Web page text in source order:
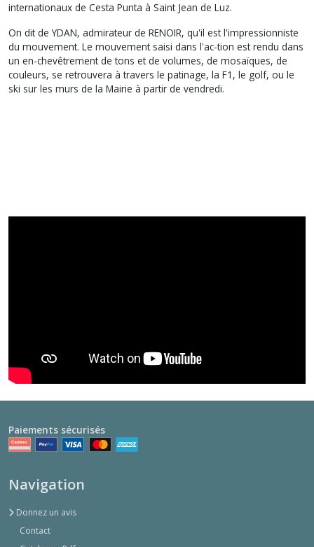
internationaux de Cesta Punta à Saint Jean de Luz.
On dit de YDAN, admirateur de RENOIR, qu'il est l'impressionniste
du mouvement. Le mouvement saisi dans l'ac-tion est rendu dans
un en-chevêtrement de tons et de volumes, de mosaïques, de
couleurs, se retrouvera à travers le patinage, la F1, le golf, ou le
ski sur les murs de la Mairie à partir de vendredi.
Paiements sécurisés
Navigation
Donnez un avis
Contact